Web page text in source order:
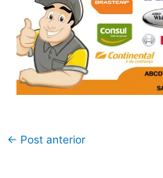
← Post anterior